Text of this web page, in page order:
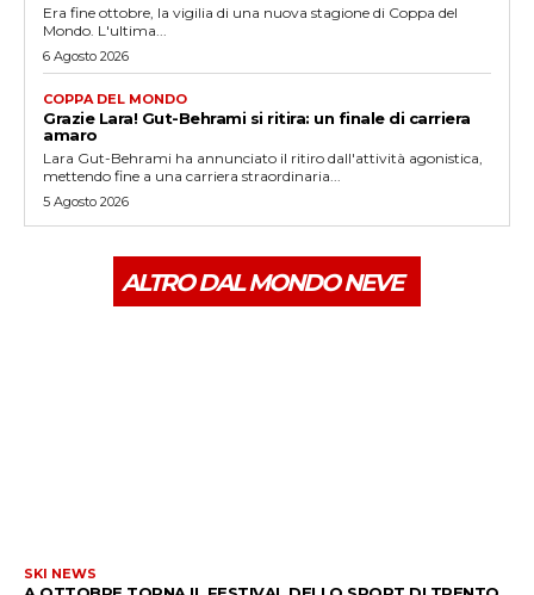
Era fine ottobre, la vigilia di una nuova stagione di Coppa del
Mondo. L'ultima...
6 Agosto 2026
COPPA DEL MONDO
Grazie Lara! Gut-Behrami si ritira: un finale di carriera
amaro
Lara Gut-Behrami ha annunciato il ritiro dall'attività agonistica,
mettendo fine a una carriera straordinaria...
5 Agosto 2026
ALTRO DAL MONDO NEVE
SKI NEWS